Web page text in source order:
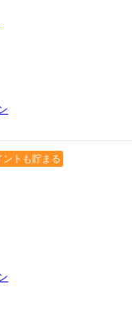
ントも貯まる